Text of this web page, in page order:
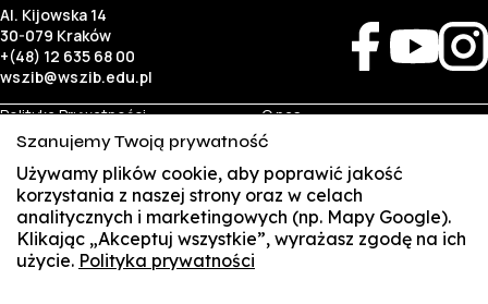
Al. Kijowska 14
30-079 Kraków
+(48) 12 635 68 00
wszib@wszib.edu.pl
Polityka Prywatności
RODO
Identyfikacja wizualna
O nas
Rekrutacja
Studia
Kontakt
Biznes
Wynajem sal
Targi pracy
Student
Multis Multum
Szanujemy Twoją prywatność
Używamy plików cookie, aby poprawić jakość
korzystania z naszej strony oraz w celach
analitycznych i marketingowych (np. Mapy Google).
Klikając „Akceptuj wszystkie”, wyrażasz zgodę na ich
użycie. Polityka prywatności